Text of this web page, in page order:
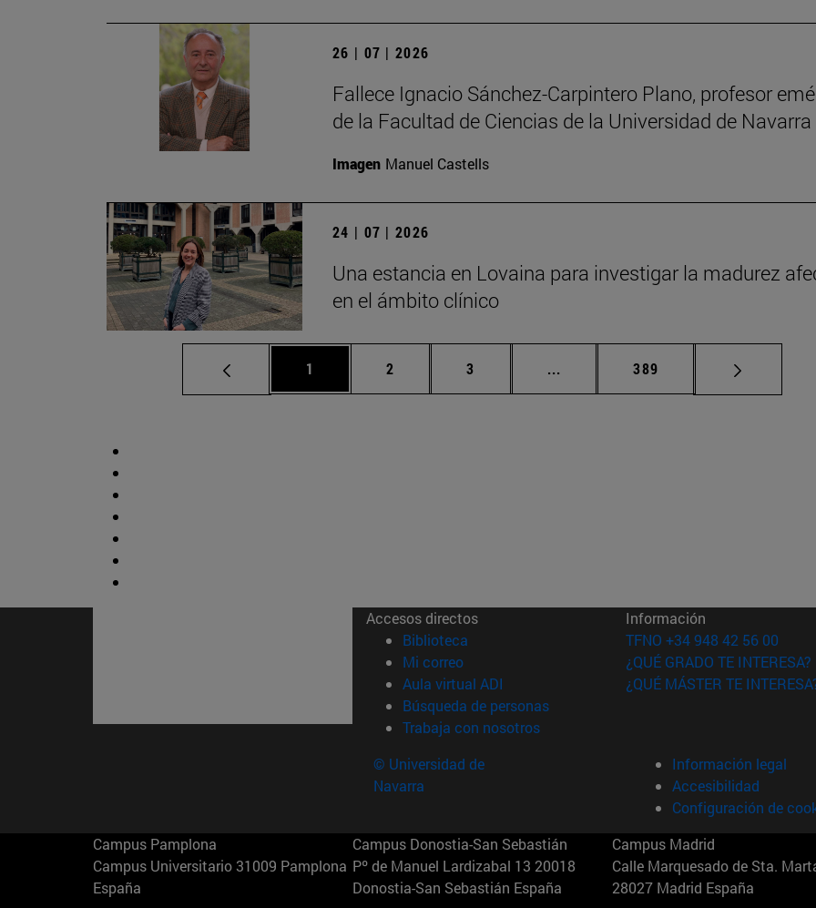
26 | 07 | 2026
Fallece Ignacio Sánchez-Carpintero Plano, profesor
de la Facultad de Ciencias de la Universidad de Navarra
Imagen Manuel Castells
24 | 07 | 2026
Una estancia en Lovaina para investigar la madurez
en el ámbito clínico
Página
1 Página
2 Página
3 ... Páginas intermedias Use TAB para
Página
389
Accesos directos
Biblioteca (abre en nueva ventana)
Mi correo(abre en nueva ventana)
Aula virtual ADI (abre en nueva ventana)
Búsqueda de personas(abre en nueva ventana)
Trabaja con nosotros(abre en nueva ventana)
Información
TFNO +34 948 42 56 00
¿QUÉ GRADO TE INTERESA?
¿QUÉ MÁSTER TE
© Universidad de
Navarra
Información legal
Accesibilidad
Configuración de
Campus Pamplona
Campus Universitario 31009 Pamplona
España
Campus Donostia-San Sebastián
Pº de Manuel Lardizabal 13 20018
Donostia-San Sebastián España
Campus Madrid
Calle Marquesado de Sta.
28027 Madrid España